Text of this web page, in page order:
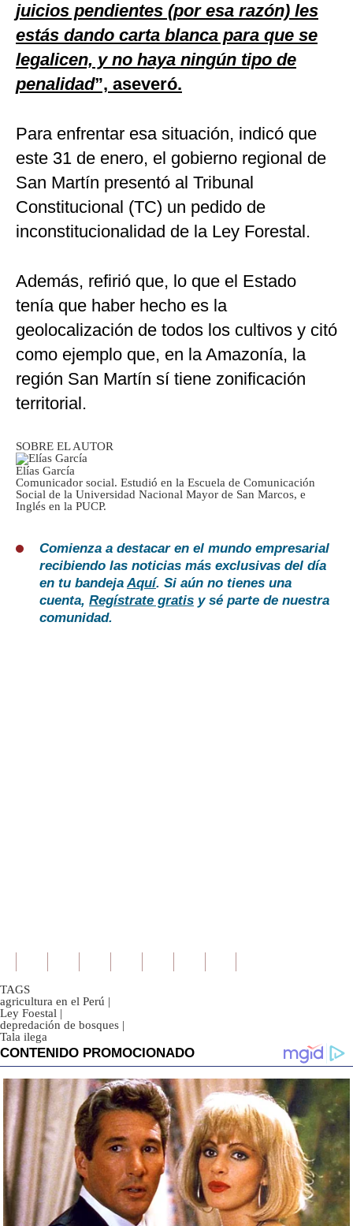
juicios pendientes (por esa razón) les
estás dando carta blanca para que se
legalicen, y no haya ningún tipo de
penalidad”, aseveró.
Para enfrentar esa situación, indicó que
este 31 de enero, el gobierno regional de
San Martín presentó al Tribunal
Constitucional (TC) un pedido de
inconstitucionalidad de la Ley Forestal.
Además, refirió que, lo que el Estado
tenía que haber hecho es la
geolocalización de todos los cultivos y citó
como ejemplo que, en la Amazonía, la
región San Martín sí tiene zonificación
territorial.
SOBRE EL AUTOR
Elías García
Comunicador social. Estudió en la Escuela de Comunicación
Social de la Universidad Nacional Mayor de San Marcos, e
Inglés en la PUCP.
Comienza a destacar en el mundo empresarial
recibiendo las noticias más exclusivas del día
en tu bandejaAquí. Si aún no tienes una
cuenta, Regístrate gratis y sé parte de nuestra
comunidad.
TAGS
agricultura en el Perú |
Ley Foestal |
depredación de bosques |
Tala ilega